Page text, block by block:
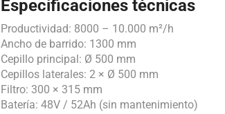
Especificaciones técnicas
Productividad: 8000 – 10.000 m²/h
Ancho de barrido: 1300 mm
Cepillo principal: Ø 500 mm
Cepillos laterales: 2 × Ø 500 mm
Filtro: 300 × 315 mm
Batería: 48V / 52Ah (sin mantenimiento)